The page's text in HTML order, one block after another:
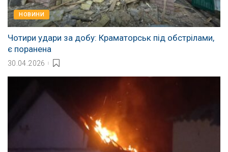
НОВИНИ
Чотири удари за добу: Краматорськ під обстрілами,
є поранена
30.04.2026